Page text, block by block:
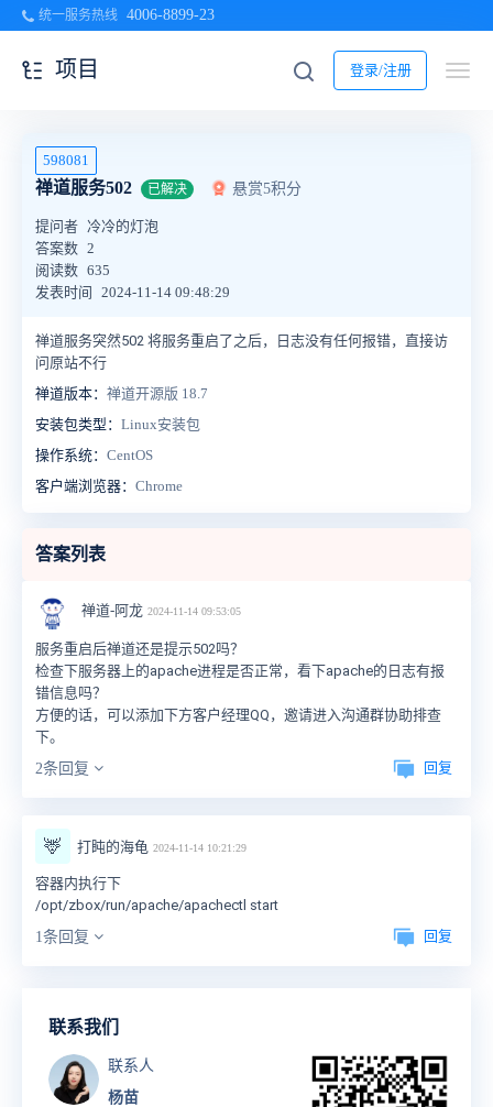
统一服务热线 4006-8899-23
登录/注册
项目
598081
禅道服务502 已解决 悬赏5积分
提问者 冷冷的灯泡
答案数 2
阅读数 635
发表时间
2024-11-14 09:48:29
禅道服务突然502 将服务重启了之后，日志没有任何报错，直接访
问原站不行
禅道版本： 禅道开源版 18.7
安装包类型： Linux安装包
操作系统： CentOS
客户端浏览器： Chrome
答案列表
禅道-阿龙 2024-11-14 09:53:05
服务重启后禅道还是提示502吗？
检查下服务器上的apache进程是否正常，看下apache的日志有报
错信息吗？
方便的话，可以添加下方客户经理QQ，邀请进入沟通群协助排查
下。
2条回复
回复
🦌 打盹的海龟 2024-11-14 10:21:29
容器内执行下
/opt/zbox/run/apache/apachectl start
1条回复
回复
联系我们
联系人
杨苗